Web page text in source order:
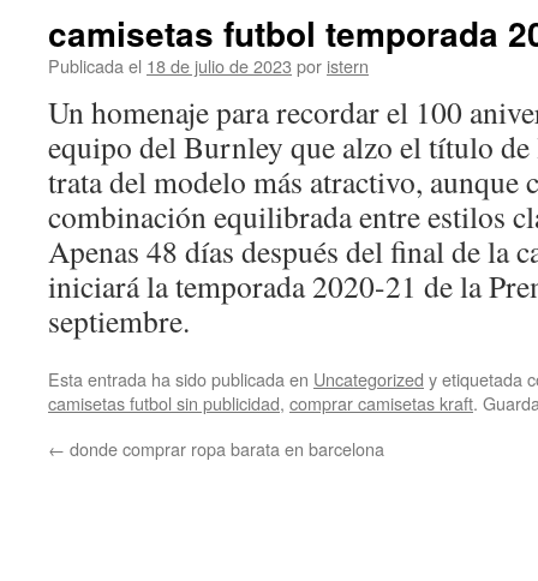
camisetas futbol temporada
Publicada el 18 de julio de 2023 por istern
Un homenaje para recordar el 100
equipo del Burnley que alzo el título
trata del modelo más atractivo, aunque
combinación equilibrada entre estilos
Apenas 48 días después del final de la
iniciará la temporada 2020-21 de la
septiembre.
Esta entrada ha sido publicada en Uncategorized y etiquetada
camisetas futbol sin publicidad, comprar camisetas kraft.
← donde comprar ropa barata en barcelona